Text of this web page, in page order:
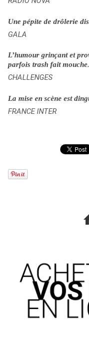
Une pépite de drôlerie
GALA
L’humour grinçant et
parfois trash fait mouche.
CHALLENGES
La mise en scène est
FRANCE INTER